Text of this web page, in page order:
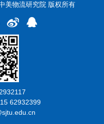
美物流研究院 版权所有
62932399